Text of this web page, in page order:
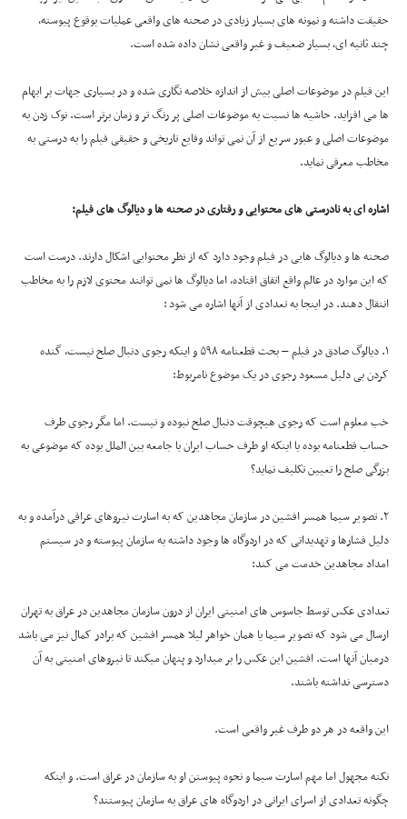
حقیقت داشته و نمونه های بسیار زیادی در صحنه های واقعی عملیات بوقوع پیوسته،
چند ثانیه ای، بسیار ضعیف و غیر واقعی نشان داده شده است.
این فیلم در موضوعات اصلی بیش از اندازه خلاصه نگاری شده و در بسیاری جهات بر ابهام
ها می افزاید. حاشیه ها نسبت به موضوعات اصلی پر رنگ تر و زمان برتر است. نوک زدن به
موضوعات اصلی و عبور سریع از آن نمی تواند وقایع تاریخی و حقیقی فیلم را به درستی به
مخاطب معرفی نماید.
اشاره ای به نادرستی های محتوایی و رفتاری در صحنه ها و دیالوگ های فیلم:
صحنه ها و دیالوگ هایی در فیلم وجود دارد که از نظر محتوایی اشکال دارند. درست است
که این موارد در عالم واقع اتفاق افتاده، اما دیالوگ ها نمی توانند محتوی لازم را به مخاطب
انتقال دهند. در اینجا به تعدادی از آنها اشاره می شود :
۱. دیالوگ صادق در فیلم – بحث قطعنامه ۵۹۸ و اینکه رجوی دنبال صلح نیست، گنده
کردن بی دلیل مسعود رجوی در یک موضوع نامربوط:
خب معلوم است که رجوی هیچوقت دنبال صلح نبوده و نیست. اما مگر رجوی طرف
حساب قطعنامه بوده یا اینکه او طرف حساب ایران یا جامعه بین الملل بوده که موضوعی به
بزرگی صلح را تعیین تکلیف نماید؟
۲. تصویر سیما همسر افشین در سازمان مجاهدین که به اسارت نیروهای عراقی درآمده و به
دلیل فشارها و تهدیداتی که در اردوگاه ها وجود داشته به سازمان پیوسته و در سیستم
امداد مجاهدین خدمت می کند:
تعدادی عکس توسط جاسوس های امنیتی ایران از درون سازمان مجاهدین در عراق به تهران
ارسال می شود که تصویر سیما یا همان خواهر لیلا همسر افشین که برادر کمال نیز می باشد
درمیان آنها است. افشین این عکس را بر میدارد و پنهان میکند تا نیروهای امنیتی به آن
دسترسی نداشته باشند.
این واقعه در هر دو طرف غیر واقعی است.
نکته مجهول اما مهم اسارت سیما و نحوه پیوستن او به سازمان در عراق است. و اینکه
چگونه تعدادی از اسرای ایرانی در اردوگاه های عراق به سازمان پیوستند؟